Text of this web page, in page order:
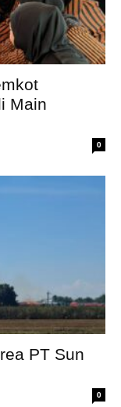
Main
0
PT Sun
0